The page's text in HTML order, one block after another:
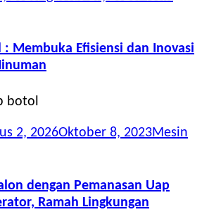
Membuka Efisiensi dan Inovasi
2, 2026Oktober 8, 2023Mesin
dengan Pemanasan Uap
Ramah Lingkungan